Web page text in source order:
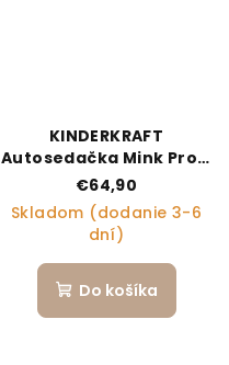
KINDERKRAFT
Autosedačka Mink Pro 2
(0-13 kg) Black
€64,90
Skladom (dodanie 3-6
dní)
Do košíka